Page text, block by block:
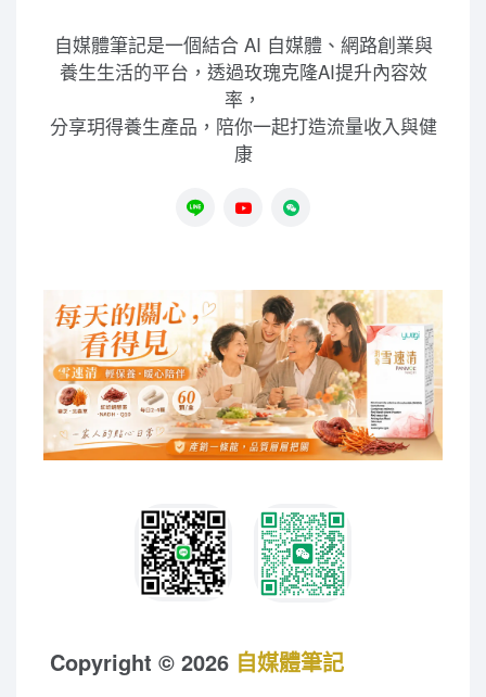
自媒體筆記是一個結合 AI 自媒體、網路創業與
養生生活的平台，透過玫瑰克隆AI提升內容效
率，
分享玥得養生產品，陪你一起打造流量收入與健
康
Copyright © 2026 自媒體筆記